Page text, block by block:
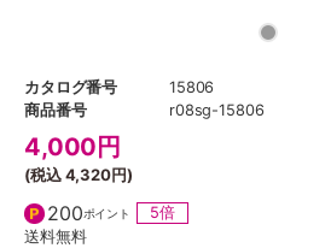
カタログ番号
15806
商品番号
r08sg-15806
4,000 円
(税込4,320円)
200ポイント
5倍
送料無料